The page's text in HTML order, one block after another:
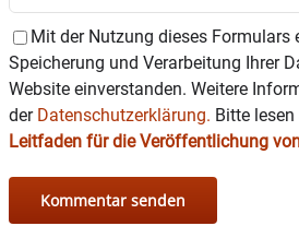
Mit der Nutzung dieses Formulars
Speicherung und Verarbeitung Ihrer
Website einverstanden. Weitere
der Datenschutzerklärung. Bitte
Leitfaden für die Veröffentlichung